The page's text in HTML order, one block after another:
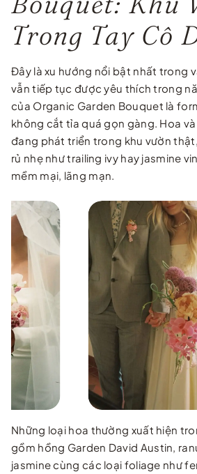
Trong Tay Cô
Đây là xu hướng nổi bật nhất trong
vẫn tiếp tục được yêu thích trong
của Organic Garden Bouquet là
không cắt tỉa quá gọn gàng. Hoa
đang phát triển trong khu vườn
rủ nhẹ như trailing ivy hay jasmine
mềm mại, lãng mạn.
Những loại hoa thường xuất hiện
gồm hồng Garden David Austin,
jasmine cùng các loại foliage như